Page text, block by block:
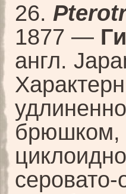
26.
1877 —
англ.
брюшком,